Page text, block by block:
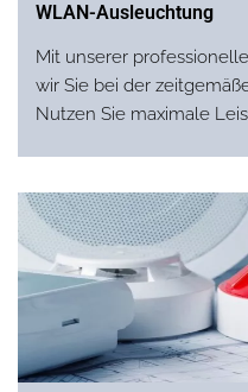
WLAN-Ausleuchtung
Mit unserer
wir Sie bei der
Nutzen Sie maximale